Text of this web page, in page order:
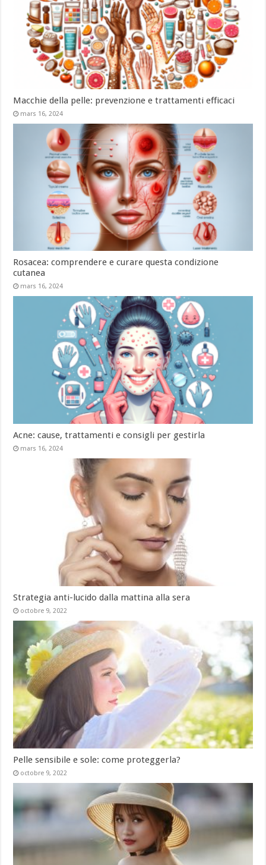
Macchie della pelle: prevenzione e trattamenti efficaci
mars 16, 2024
Rosacea: comprendere e curare questa condizione
cutanea
mars 16, 2024
Acne: cause, trattamenti e consigli per gestirla
mars 16, 2024
Strategia anti-lucido dalla mattina alla sera
octobre 9, 2022
Pelle sensibile e sole: come proteggerla?
octobre 9, 2022